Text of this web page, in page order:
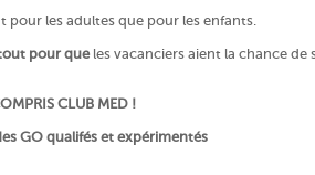
pour les adultes que pour les enfants.
pour queles vacanciers aient la chance de
CLUB MED !
GO qualifés et expérimentés